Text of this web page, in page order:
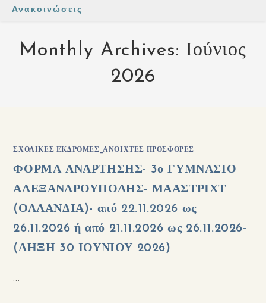
Ανακοινώσεις
Monthly Archives: Ιούνιος
2026
ΣΧΟΛΙΚΈΣ ΕΚΔΡΟΜΈΣ_ΑΝΟΙΧΤΈΣ ΠΡΟΣΦΟΡΈΣ
ΦΟΡΜΑ ΑΝΑΡΤΗΣΗΣ- 3ο ΓΥΜΝΑΣΙΟ
ΑΛΕΞΑΝΔΡΟΥΠΟΛΗΣ- ΜΑΑΣΤΡΙΧΤ
(ΟΛΛΑΝΔΙΑ)- από 22.11.2026 ως
26.11.2026 ή από 21.11.2026 ως 26.11.2026-
(ΛΗΞΗ 30 ΙΟΥΝΙΟΥ 2026)
…